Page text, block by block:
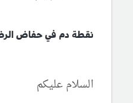
نقطة دم في حفاض
السلام عليكم